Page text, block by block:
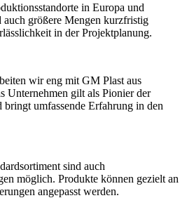
in Europa und
größere Mengen kurzfristig
in der Projektplanung.
wir eng mit GM Plast aus
Unternehmen gilt als Pionier der
umfassende Erfahrung in den
sind auch
möglich. Produkte können gezielt an
angepasst werden.